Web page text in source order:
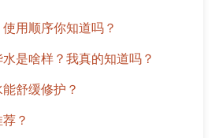
用顺序你知道吗？
是啥样？我真的知道吗？
舒缓修护？
？